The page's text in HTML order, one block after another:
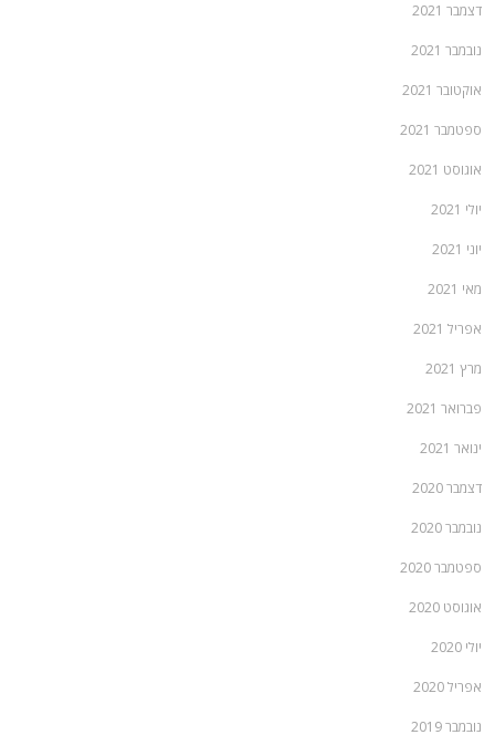
דצמבר 2021
נובמבר 2021
אוקטובר 2021
ספטמבר 2021
אוגוסט 2021
יולי 2021
יוני 2021
מאי 2021
אפריל 2021
מרץ 2021
פברואר 2021
ינואר 2021
דצמבר 2020
נובמבר 2020
ספטמבר 2020
אוגוסט 2020
יולי 2020
אפריל 2020
נובמבר 2019